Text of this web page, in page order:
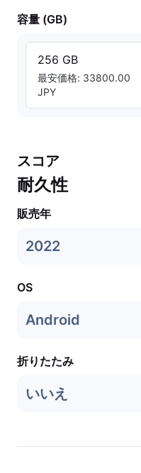
容量 (GB)
256 GB
最安価格: 33800.00
JPY
スコア
耐久性
販売年
2022
OS
Android
折りたたみ
いいえ